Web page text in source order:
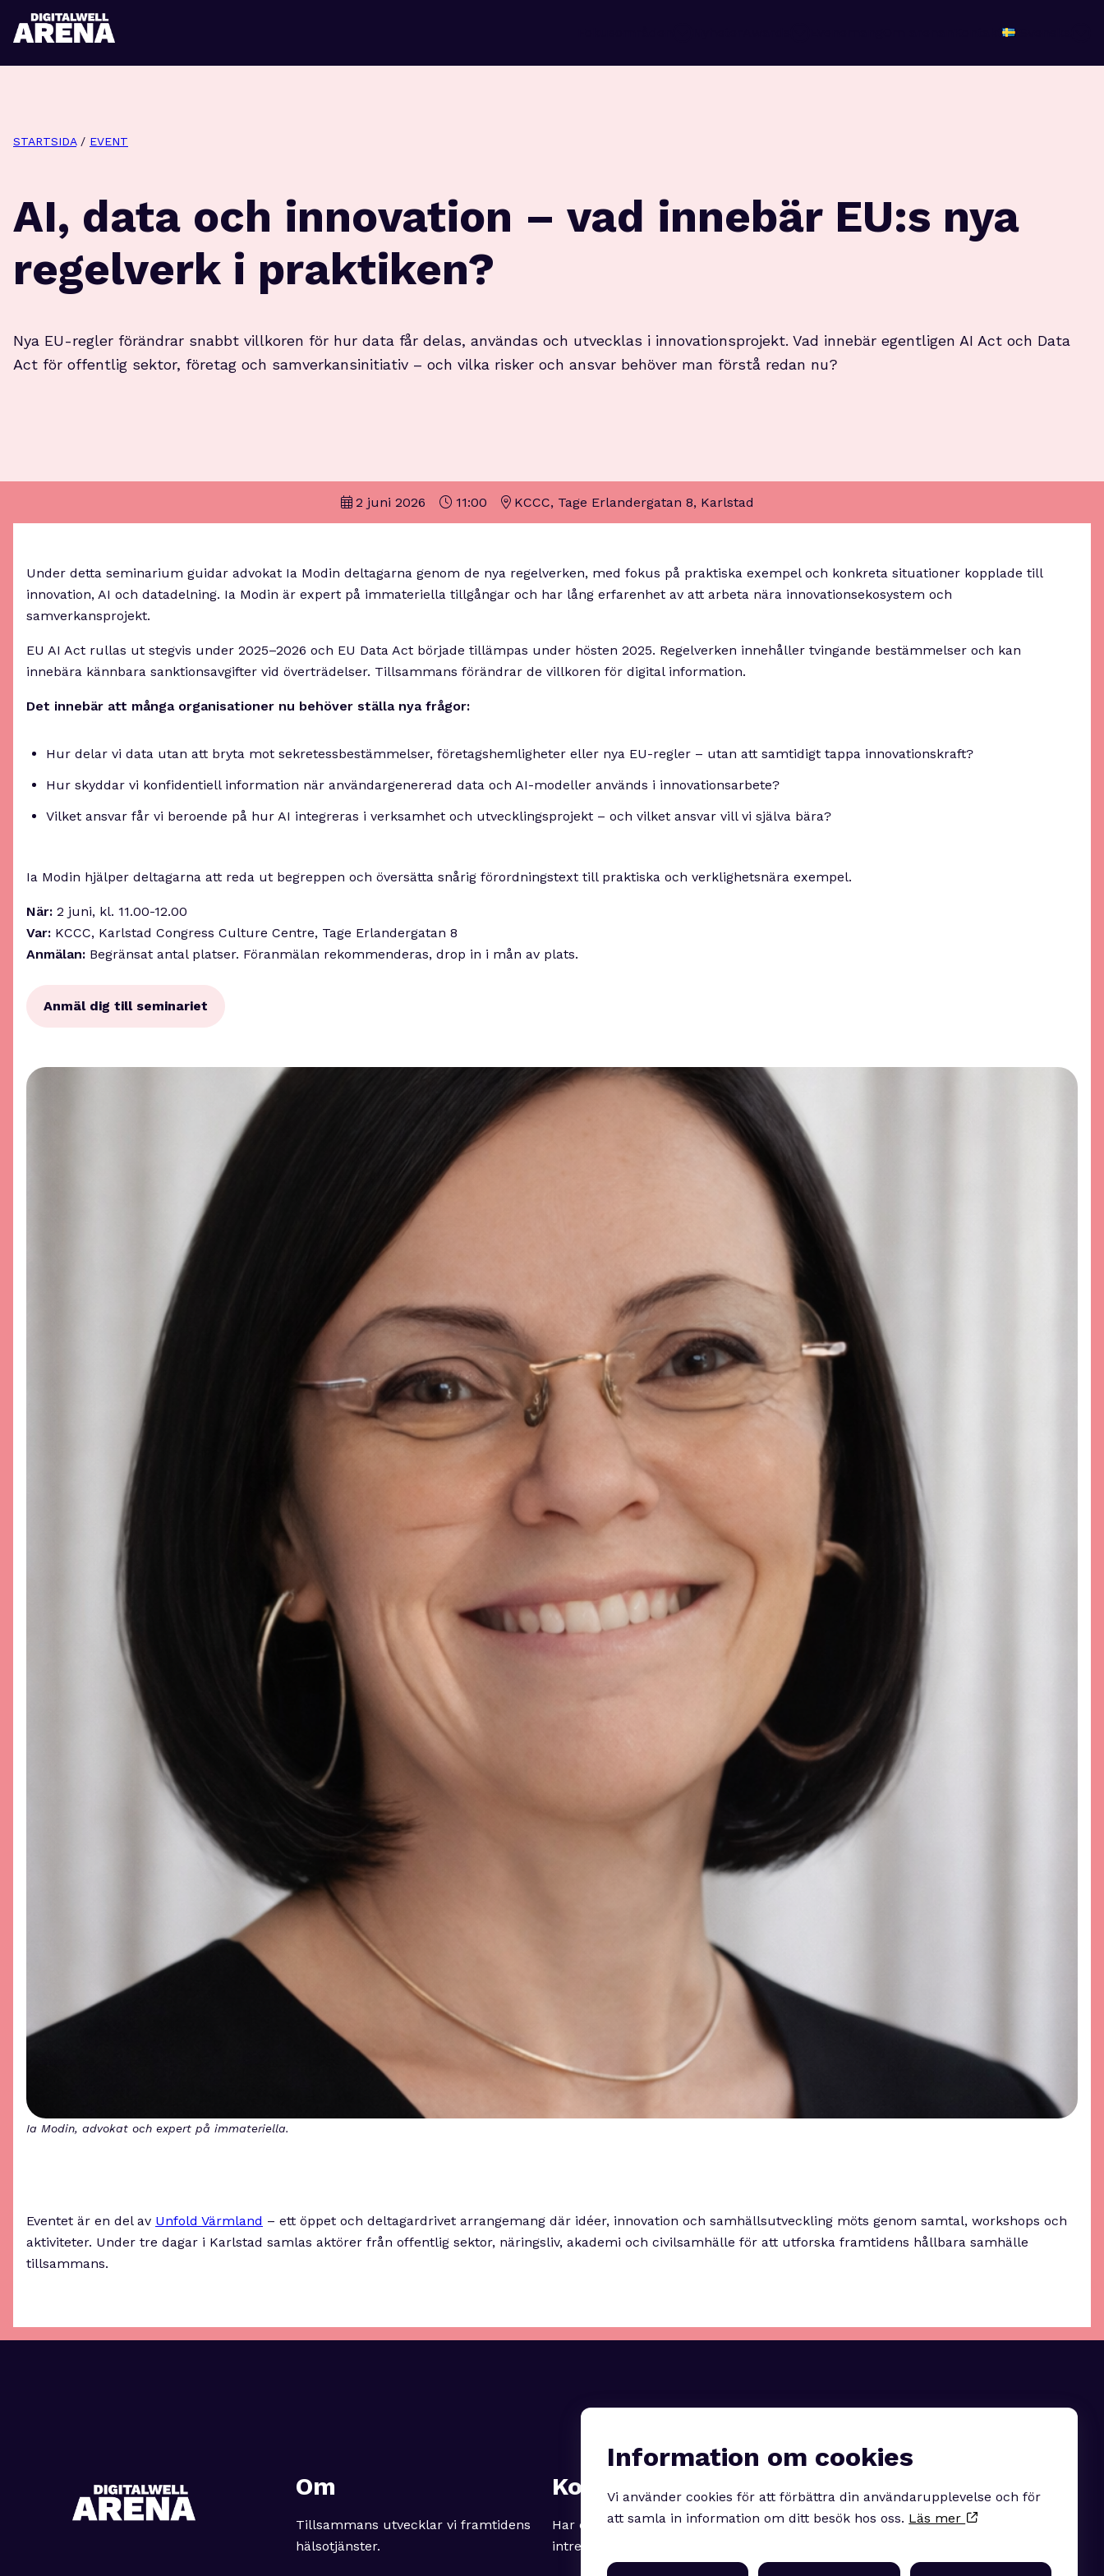
Kontakt
STARTSIDA/ EVENT
AI, data och innovation – vad innebär EU:s nya
regelverk i praktiken?
Nya EU-regler förändrar snabbt villkoren för hur data får delas, användas och utvecklas i innovationsprojekt. Vad innebär egentligen AI Act och Data
Act för offentlig sektor, företag och samverkansinitiativ – och vilka risker och ansvar behöver man förstå redan nu?
2 juni 2026 11:00 KCCC, Tage Erlandergatan 8, Karlstad
Under detta seminarium guidar advokat Ia Modin deltagarna genom de nya regelverken, med fokus på praktiska exempel och konkreta situationer kopplade till
innovation, AI och datadelning. Ia Modin är expert på immateriella tillgångar och har lång erfarenhet av att arbeta nära innovationsekosystem och
samverkansprojekt.
EU AI Act rullas ut stegvis under 2025–2026 och EU Data Act började tillämpas under hösten 2025. Regelverken innehåller tvingande bestämmelser och kan
innebära kännbara sanktionsavgifter vid överträdelser. Tillsammans förändrar de villkoren för digital information.
Det innebär att många organisationer nu behöver ställa nya frågor:
Hur delar vi data utan att bryta mot sekretessbestämmelser, företagshemligheter eller nya EU-regler – utan att samtidigt tappa innovationskraft?
Hur skyddar vi konfidentiell information när användargenererad data och AI-modeller används i innovationsarbete?
Vilket ansvar får vi beroende på hur AI integreras i verksamhet och utvecklingsprojekt – och vilket ansvar vill vi själva bära?
Ia Modin hjälper deltagarna att reda ut begreppen och översätta snårig förordningstext till praktiska och verklighetsnära exempel.
När: 2 juni, kl. 11.00-12.00
Var: KCCC, Karlstad Congress Culture Centre, Tage Erlandergatan 8
Anmälan: Begränsat antal platser. Föranmälan rekommenderas, drop in i mån av plats.
Anmäl dig till seminariet
Ia Modin, advokat och expert på immateriella.
Eventet är en del av Unfold Värmland – ett öppet och deltagardrivet arrangemang där idéer, innovation och samhällsutveckling möts genom samtal, workshops och
aktiviteter. Under tre dagar i Karlstad samlas aktörer från offentlig sektor, näringsliv, akademi och civilsamhälle för att utforska framtidens hållbara samhälle
tillsammans.
Om
Tillsammans utvecklar vi framtidens
hälsotjänster.
Kontakt
Har du frågor, inspel eller är
intresserad av att vara med?
Följ oss på linkedin
Information om cookies
Vi använder cookies för att förbättra din användarupplevelse och för
att samla in information om ditt besök hos oss. Läs mer